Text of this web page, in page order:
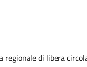
regionale di libera